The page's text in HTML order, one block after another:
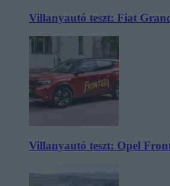
Villanyautó teszt: Fiat
Villanyautó teszt: Opel